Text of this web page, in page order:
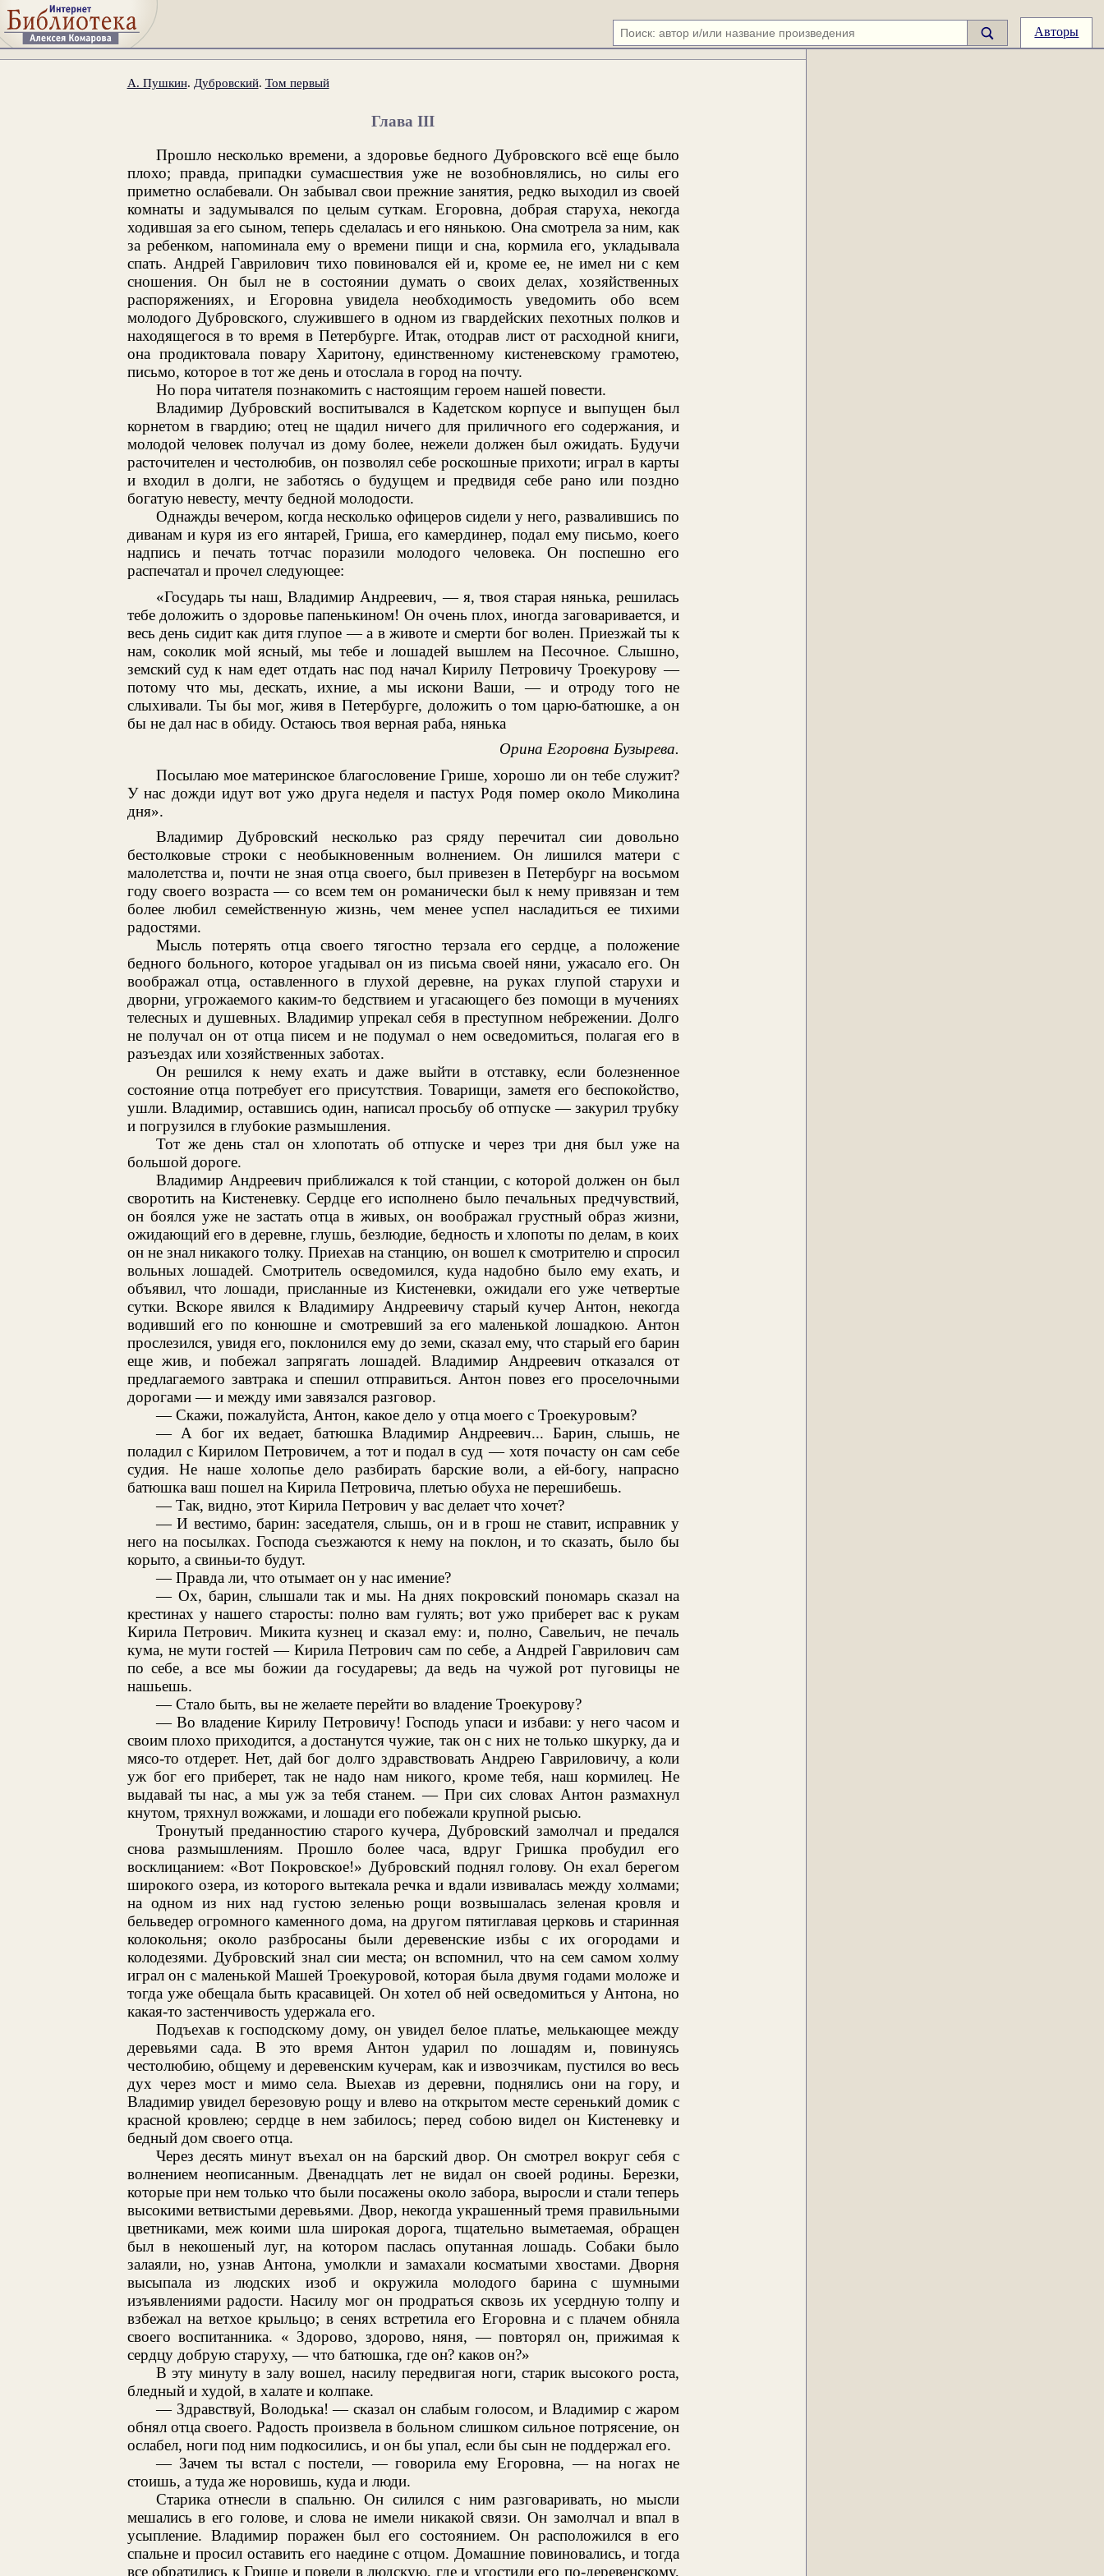
Авторы
А. Пушкин. Дубровский. Том первый
Глава III
Прошло несколько времени, а здоровье бедного Дубровского всё еще было
плохо; правда, припадки сумасшествия уже не возобновлялись, но силы его
приметно ослабевали. Он забывал свои прежние занятия, редко выходил из своей
комнаты и задумывался по целым суткам. Егоровна, добрая старуха, некогда
ходившая за его сыном, теперь сделалась и его нянькою. Она смотрела за ним, как
за ребенком, напоминала ему о времени пищи и сна, кормила его, укладывала
спать. Андрей Гаврилович тихо повиновался ей и, кроме ее, не имел ни с кем
сношения. Он был не в состоянии думать о своих делах, хозяйственных
распоряжениях, и Егоровна увидела необходимость уведомить обо всем
молодого Дубровского, служившего в одном из гвардейских пехотных полков и
находящегося в то время в Петербурге. Итак, отодрав лист от расходной книги,
она продиктовала повару Харитону, единственному кистеневскому грамотею,
письмо, которое в тот же день и отослала в город на почту.
Но пора читателя познакомить с настоящим героем нашей повести.
Владимир Дубровский воспитывался в Кадетском корпусе и выпущен был
корнетом в гвардию; отец не щадил ничего для приличного его содержания, и
молодой человек получал из дому более, нежели должен был ожидать. Будучи
расточителен и честолюбив, он позволял себе роскошные прихоти; играл в карты
и входил в долги, не заботясь о будущем и предвидя себе рано или поздно
богатую невесту, мечту бедной молодости.
Однажды вечером, когда несколько офицеров сидели у него, развалившись по
диванам и куря из его янтарей, Гриша, его камердинер, подал ему письмо, коего
надпись и печать тотчас поразили молодого человека. Он поспешно его
распечатал и прочел следующее:
«Государь ты наш, Владимир Андреевич, — я, твоя старая нянька, решилась
тебе доложить о здоровье папенькином! Он очень плох, иногда заговаривается, и
весь день сидит как дитя глупое — а в животе и смерти бог волен. Приезжай ты к
нам, соколик мой ясный, мы тебе и лошадей вышлем на Песочное. Слышно,
земский суд к нам едет отдать нас под начал Кирилу Петровичу Троекурову —
потому что мы, дескать, ихние, а мы искони Ваши, — и отроду того не
слыхивали. Ты бы мог, живя в Петербурге, доложить о том царю-батюшке, а он
бы не дал нас в обиду. Остаюсь твоя верная раба, нянька
Орина Егоровна Бузырева.
Посылаю мое материнское благословение Грише, хорошо ли он тебе служит?
У нас дожди идут вот ужо друга неделя и пастух Родя помер около Миколина
дня».
Владимир Дубровский несколько раз сряду перечитал сии довольно
бестолковые строки с необыкновенным волнением. Он лишился матери с
малолетства и, почти не зная отца своего, был привезен в Петербург на восьмом
году своего возраста — со всем тем он романически был к нему привязан и тем
более любил семейственную жизнь, чем менее успел насладиться ее тихими
радостями.
Мысль потерять отца своего тягостно терзала его сердце, а положение
бедного больного, которое угадывал он из письма своей няни, ужасало его. Он
воображал отца, оставленного в глухой деревне, на руках глупой старухи и
дворни, угрожаемого каким-то бедствием и угасающего без помощи в мучениях
телесных и душевных. Владимир упрекал себя в преступном небрежении. Долго
не получал он от отца писем и не подумал о нем осведомиться, полагая его в
разъездах или хозяйственных заботах.
Он решился к нему ехать и даже выйти в отставку, если болезненное
состояние отца потребует его присутствия. Товарищи, заметя его беспокойство,
ушли. Владимир, оставшись один, написал просьбу об отпуске — закурил трубку
и погрузился в глубокие размышления.
Тот же день стал он хлопотать об отпуске и через три дня был уже на
большой дороге.
Владимир Андреевич приближался к той станции, с которой должен он был
своротить на Кистеневку. Сердце его исполнено было печальных предчувствий,
он боялся уже не застать отца в живых, он воображал грустный образ жизни,
ожидающий его в деревне, глушь, безлюдие, бедность и хлопоты по делам, в коих
он не знал никакого толку. Приехав на станцию, он вошел к смотрителю и спросил
вольных лошадей. Смотритель осведомился, куда надобно было ему ехать, и
объявил, что лошади, присланные из Кистеневки, ожидали его уже четвертые
сутки. Вскоре явился к Владимиру Андреевичу старый кучер Антон, некогда
водивший его по конюшне и смотревший за его маленькой лошадкою. Антон
прослезился, увидя его, поклонился ему до земи, сказал ему, что старый его барин
еще жив, и побежал запрягать лошадей. Владимир Андреевич отказался от
предлагаемого завтрака и спешил отправиться. Антон повез его проселочными
дорогами — и между ими завязался разговор.
— Скажи, пожалуйста, Антон, какое дело у отца моего с Троекуровым?
— А бог их ведает, батюшка Владимир Андреевич... Барин, слышь, не
поладил с Кирилом Петровичем, а тот и подал в суд — хотя почасту он сам себе
судия. Не наше холопье дело разбирать барские воли, а ей-богу, напрасно
батюшка ваш пошел на Кирила Петровича, плетью обуха не перешибешь.
— Так, видно, этот Кирила Петрович у вас делает что хочет?
— И вестимо, барин: заседателя, слышь, он и в грош не ставит, исправник у
него на посылках. Господа съезжаются к нему на поклон, и то сказать, было бы
корыто, а свиньи-то будут.
— Правда ли, что отымает он у нас имение?
— Ох, барин, слышали так и мы. На днях покровский пономарь сказал на
крестинах у нашего старосты: полно вам гулять; вот ужо приберет вас к рукам
Кирила Петрович. Микита кузнец и сказал ему: и, полно, Савельич, не печаль
кума, не мути гостей — Кирила Петрович сам по себе, а Андрей Гаврилович сам
по себе, а все мы божии да государевы; да ведь на чужой рот пуговицы не
нашьешь.
— Стало быть, вы не желаете перейти во владение Троекурову?
— Во владение Кирилу Петровичу! Господь упаси и избави: у него часом и
своим плохо приходится, а достанутся чужие, так он с них не только шкурку, да и
мясо-то отдерет. Нет, дай бог долго здравствовать Андрею Гавриловичу, а коли
уж бог его приберет, так не надо нам никого, кроме тебя, наш кормилец. Не
выдавай ты нас, а мы уж за тебя станем. — При сих словах Антон размахнул
кнутом, тряхнул вожжами, и лошади его побежали крупной рысью.
Тронутый преданностию старого кучера, Дубровский замолчал и предался
снова размышлениям. Прошло более часа, вдруг Гришка пробудил его
восклицанием: «Вот Покровское!» Дубровский поднял голову. Он ехал берегом
широкого озера, из которого вытекала речка и вдали извивалась между холмами;
на одном из них над густою зеленью рощи возвышалась зеленая кровля и
бельведер огромного каменного дома, на другом пятиглавая церковь и старинная
колокольня; около разбросаны были деревенские избы с их огородами и
колодезями. Дубровский знал сии места; он вспомнил, что на сем самом холму
играл он с маленькой Машей Троекуровой, которая была двумя годами моложе и
тогда уже обещала быть красавицей. Он хотел об ней осведомиться у Антона, но
какая-то застенчивость удержала его.
Подъехав к господскому дому, он увидел белое платье, мелькающее между
деревьями сада. В это время Антон ударил по лошадям и, повинуясь
честолюбию, общему и деревенским кучерам, как и извозчикам, пустился во весь
дух через мост и мимо села. Выехав из деревни, поднялись они на гору, и
Владимир увидел березовую рощу и влево на открытом месте серенький домик с
красной кровлею; сердце в нем забилось; перед собою видел он Кистеневку и
бедный дом своего отца.
Через десять минут въехал он на барский двор. Он смотрел вокруг себя с
волнением неописанным. Двенадцать лет не видал он своей родины. Березки,
которые при нем только что были посажены около забора, выросли и стали теперь
высокими ветвистыми деревьями. Двор, некогда украшенный тремя правильными
цветниками, меж коими шла широкая дорога, тщательно выметаемая, обращен
был в некошеный луг, на котором паслась опутанная лошадь. Собаки было
залаяли, но, узнав Антона, умолкли и замахали косматыми хвостами. Дворня
высыпала из людских изоб и окружила молодого барина с шумными
изъявлениями радости. Насилу мог он продраться сквозь их усердную толпу и
взбежал на ветхое крыльцо; в сенях встретила его Егоровна и с плачем обняла
своего воспитанника. « Здорово, здорово, няня, — повторял он, прижимая к
сердцу добрую старуху, — что батюшка, где он? каков он?»
В эту минуту в залу вошел, насилу передвигая ноги, старик высокого роста,
бледный и худой, в халате и колпаке.
— Здравствуй, Володька! — сказал он слабым голосом, и Владимир с жаром
обнял отца своего. Радость произвела в больном слишком сильное потрясение, он
ослабел, ноги под ним подкосились, и он бы упал, если бы сын не поддержал его.
— Зачем ты встал с постели, — говорила ему Егоровна, — на ногах не
стоишь, а туда же норовишь, куда и люди.
Старика отнесли в спальню. Он силился с ним разговаривать, но мысли
мешались в его голове, и слова не имели никакой связи. Он замолчал и впал в
усыпление. Владимир поражен был его состоянием. Он расположился в его
спальне и просил оставить его наедине с отцом. Домашние повиновались, и тогда
все обратились к Грише и повели в людскую, где и угостили его по-деревенскому,